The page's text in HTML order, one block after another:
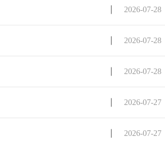
2026-07-28
2026-07-28
2026-07-28
2026-07-27
2026-07-27